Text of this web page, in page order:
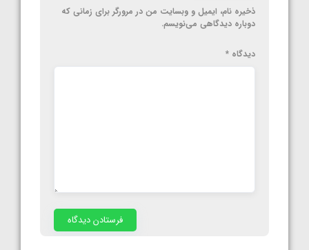
ذخیره نام، ایمیل و وبسایت من در مرورگر برای زمانی که
دوباره دیدگاهی می‌نویسم.
دیدگاه *